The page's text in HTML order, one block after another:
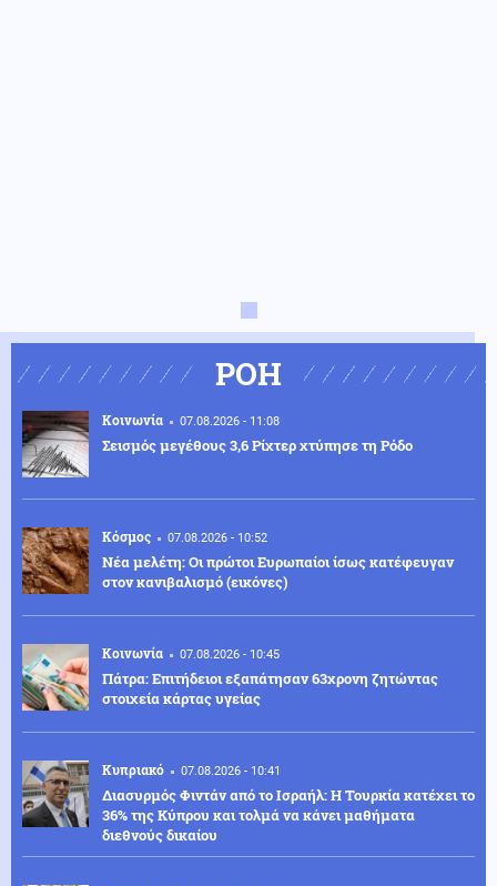
ΡΟΗ
Κοινωνία 07.08.2026 - 11:08
Σεισμός μεγέθους 3,6 Ρίχτερ χτύπησε τη Ρόδο
Κόσμος 07.08.2026 - 10:52
Νέα μελέτη: Οι πρώτοι Ευρωπαίοι ίσως κατέφευγαν
στον κανιβαλισμό (εικόνες)
Κοινωνία 07.08.2026 - 10:45
Πάτρα: Επιτήδειοι εξαπάτησαν 63χρονη ζητώντας
στοιχεία κάρτας υγείας
Κυπριακό 07.08.2026 - 10:41
Διασυρμός Φιντάν από το Ισραήλ: Η Τουρκία κατέχει το
36% της Κύπρου και τολμά να κάνει μαθήματα
διεθνούς δικαίου